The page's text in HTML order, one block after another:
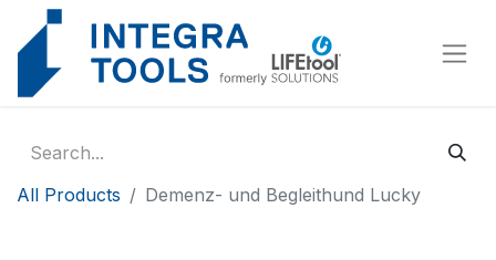
All Products Demenz- und Begleithund Lucky
Cookies management panel